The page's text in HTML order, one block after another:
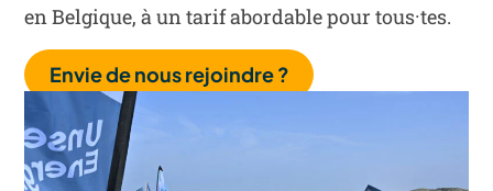
en Belgique, à un tarif abordable pour tous·tes.
Envie de nous rejoindre ?